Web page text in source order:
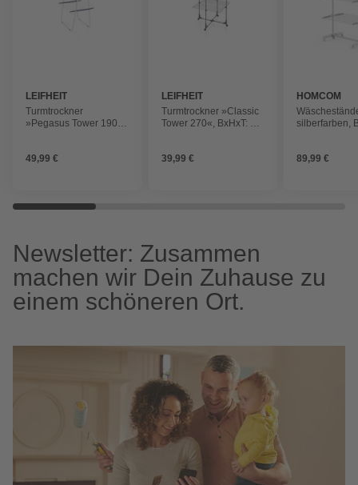
LEIFHEIT
Turmtrockner
»Pegasus Tower 190«,
49,99 €
LEIFHEIT
Turmtrockner »Classic
Tower 270«, BxHxT: 68
39,99 €
HOMCOM
silberfarben,
89,99 €
Newsletter: Zusammen
machen wir Dein Zuhause zu
einem schöneren Ort.